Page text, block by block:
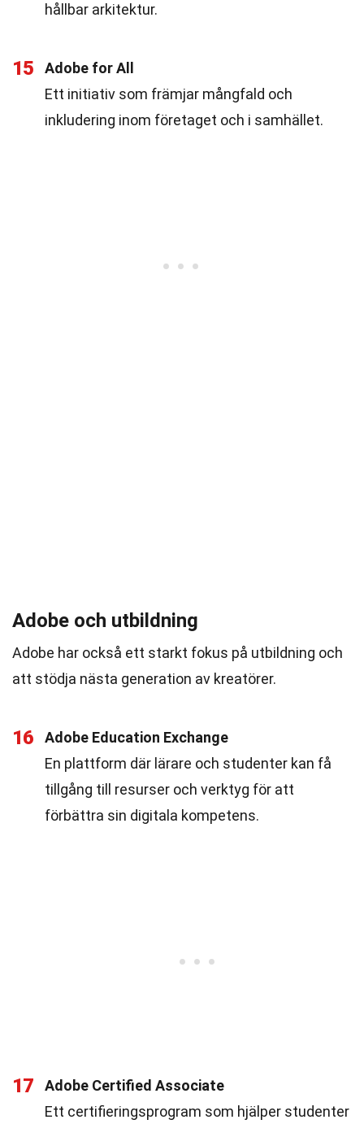
hållbar arkitektur.
15
Adobe for All
Ett initiativ som främjar mångfald och
inkludering inom företaget och i samhället.
Adobe och utbildning
Adobe har också ett starkt fokus på utbildning och
att stödja nästa generation av kreatörer.
16
Adobe Education Exchange
En plattform där lärare och studenter kan få
tillgång till resurser och verktyg för att
förbättra sin digitala kompetens.
17
Adobe Certified Associate
Ett certifieringsprogram som hjälper studenter